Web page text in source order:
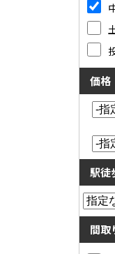
価格
駅徒
間取